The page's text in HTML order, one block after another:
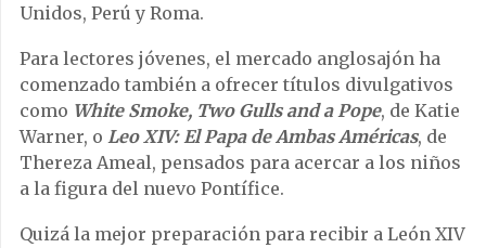
Unidos, Perú y Roma.
Para lectores jóvenes, el mercado anglosajón ha
comenzado también a ofrecer títulos divulgativos
como White Smoke, Two Gulls and a Pope, de Katie
Warner, o Leo XIV: El Papa de Ambas Américas, de
Thereza Ameal, pensados para acercar a los niños
a la figura del nuevo Pontífice.
Quizá la mejor preparación para recibir a León XIV